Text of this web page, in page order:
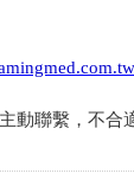
動聯繫，不合